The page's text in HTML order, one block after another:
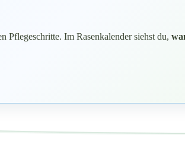
Pflegeschritte. Im Rasenkalender siehst du,